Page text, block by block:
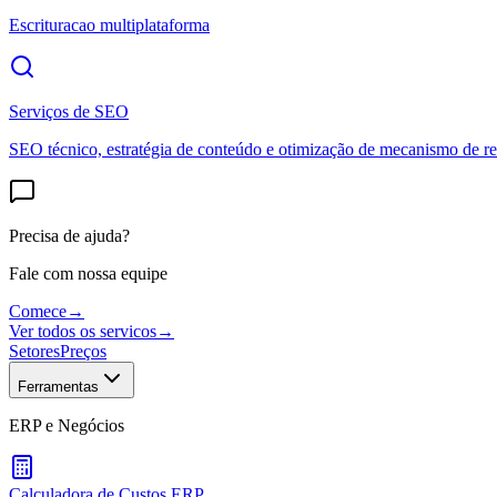
Escrituracao multiplataforma
Serviços de SEO
SEO técnico, estratégia de conteúdo e otimização de mecanismo de
Precisa de ajuda?
Fale com nossa equipe
Comece→
Ver todos os servicos→
SetoresPreços
Ferramentas
ERP e Negócios